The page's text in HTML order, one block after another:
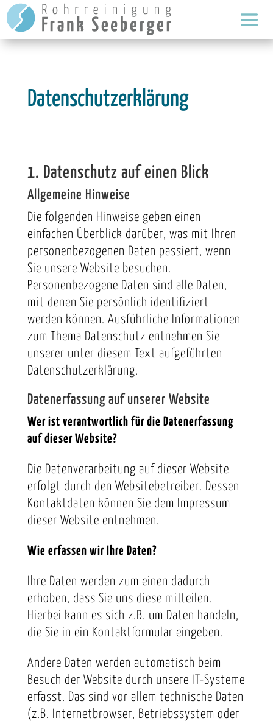
Datenschutzerklärung
1. Datenschutz auf einen Blick
Allgemeine Hinweise
Die folgenden Hinweise geben einen
einfachen Überblick darüber, was mit Ihren
personenbezogenen Daten passiert, wenn
Sie unsere Website besuchen.
Personenbezogene Daten sind alle Daten,
mit denen Sie persönlich identifiziert
werden können. Ausführliche Informationen
zum Thema Datenschutz entnehmen Sie
unserer unter diesem Text aufgeführten
Datenschutzerklärung.
Datenerfassung auf unserer Website
Wer ist verantwortlich für die Datenerfassung
auf dieser Website?
Die Datenverarbeitung auf dieser Website
erfolgt durch den Websitebetreiber. Dessen
Kontaktdaten können Sie dem Impressum
dieser Website entnehmen.
Wie erfassen wir Ihre Daten?
Ihre Daten werden zum einen dadurch
erhoben, dass Sie uns diese mitteilen.
Hierbei kann es sich z.B. um Daten handeln,
die Sie in ein Kontaktformular eingeben.
Andere Daten werden automatisch beim
Besuch der Website durch unsere IT-Systeme
erfasst. Das sind vor allem technische Daten
(z.B. Internetbrowser, Betriebssystem oder